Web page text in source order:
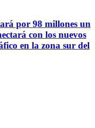
por 98 millones un
con los nuevos
en la zona sur del